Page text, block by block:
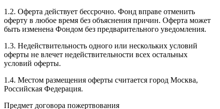
1.2. Оферта действует бессрочно. Фонд вправе отменить
оферту в любое время без объяснения причин. Оферта может
быть изменена Фондом без предварительного уведомления.
1.3. Недействительность одного или нескольких условий
оферты не влечет недействительности всех остальных
условий оферты.
1.4. Местом размещения оферты считается город Москва,
Российская Федерация.
Предмет договора пожертвования